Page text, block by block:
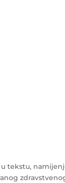
tekstu,